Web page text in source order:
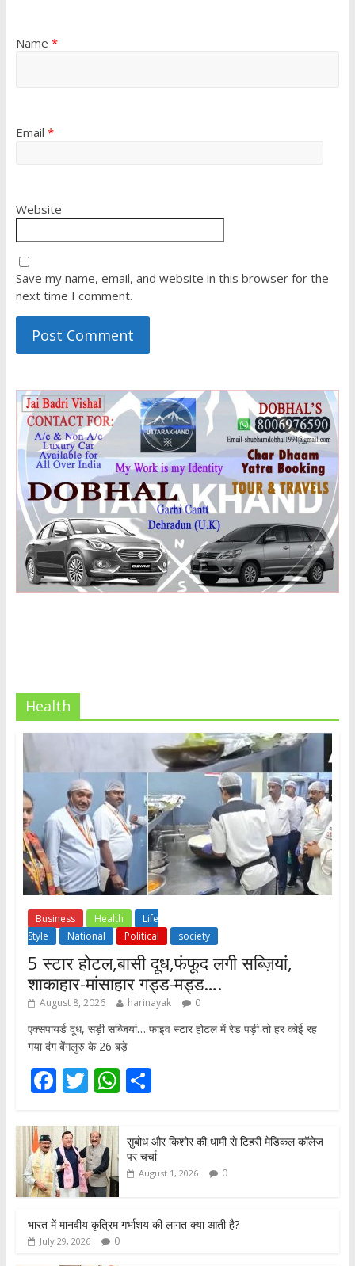
Name *
Email *
Website
Save my name, email, and website in this browser for the
next time I comment.
Health
Business Health
Life
Style
National Political society
5 स्टार होटल,बासी दूध,फंफूद लगी सब्ज़ियां,
शाकाहार-मांसाहार गड्ड-मड्ड….
August 8, 2026 harinayak 0
एक्सपायर्ड दूध, सड़ी सब्जियां… फाइव स्टार होटल में रेड पड़ी तो हर कोई रह
गया दंग बेंगलुरु के 26 बड़े
F
e
b
o
o
k
T
itt
er
W
at
s
A
p
S
ar
e
सुबोध और किशोर की धामी से टिहरी मेडिकल कॉलेज
पर चर्चा
August 1, 2026 0
भारत में मानवीय कृत्रिम गर्भाशय की लागत क्या आती है?
July 29, 2026 0